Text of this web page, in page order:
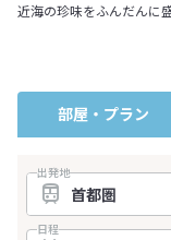
近海の珍味をふんだんに
部屋・プラン
出発地
日程